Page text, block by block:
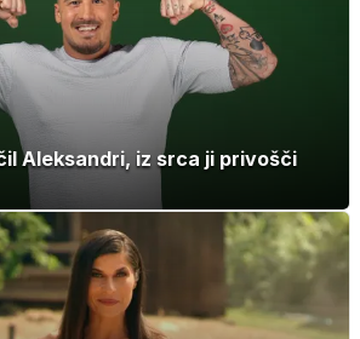
Aleksandri, iz srca ji privošči